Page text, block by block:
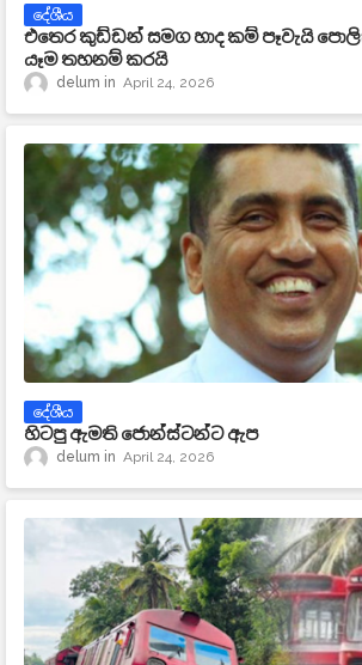
දේශීය
එතෙර කුඩ්ඩන් සමග හාද කම් පෑවැයි
යෑම තහනම් කරයි
delum April 24, 2026
දේශීය
හිටපු ඇමති ජොන්ස්ටන්ට ඇප
delum April 24, 2026